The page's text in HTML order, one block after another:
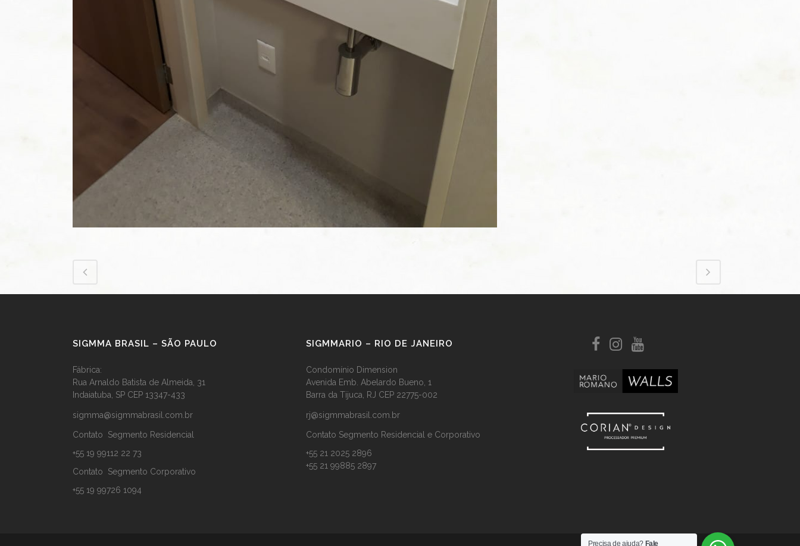
SIGMMA BRASIL – SÃO PAULO
Fábrica:
Rua Arnaldo Batista de Almeida, 31
Indaiatuba, SP CEP 13347-433
sigmma@sigmmabrasil.com.br
Contato Segmento Residencial
+55 19 99112 22 73
Contato Segmento Corporativo
+55 19 99726 1094
SIGMMARIO – RIO DE JANEIRO
Condomínio Dimension
Avenida Emb. Abelardo Bueno, 1
Barra da Tijuca, RJ CEP 22775-002
rj@sigmmabrasil.com.br
Contato Segmento Residencial e Corporativo
+55 21 2025 2896
+55 21 99885 2897
Precisa de ajuda? Fale